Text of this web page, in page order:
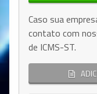
Caso sua
contato com
de ICMS-ST.